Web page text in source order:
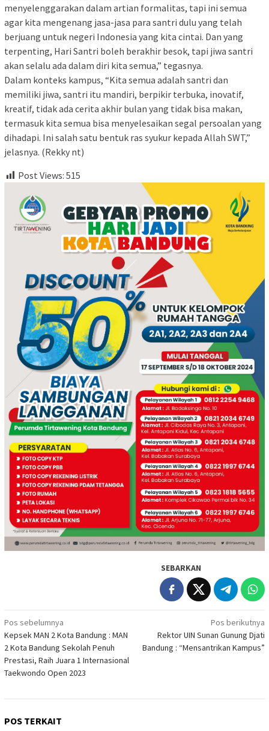
menyelenggarakan dalam artian formalitas, tapi ini semua
agar kita mengenang jasa-jasa para santri dulu yang telah
berjuang untuk negeri Indonesia yang kita cintai. Dan yang
terpenting, Hari Santri boleh berakhir besok, tapi jiwa santri
akan selalu ada dalam diri kita semua,” tegasnya.
Dalam konteks kampus, “Kita semua adalah santri dan
memiliki jiwa, santri itu mandiri, berpikir terbuka, inovatif,
kreatif, tidak ada cerita akhir bulan yang tidak bisa makan,
termasuk kita semua bisa menyelesaikan segal persoalan yang
dihadapi. Ini salah satu bentuk ras syukur kepada Allah SWT,”
jelasnya. (Rekky nt)
Post Views: 515
SEBARKAN
Navigasi
pos
Pos sebelumnya
Kepsek MAN 2 Kota Bandung : MAN
2 Kota Bandung Sekolah Penuh
Prestasi, Raih Juara 1 Internasional
Taekwondo Open 2023
Pos berikutnya
Rektor UIN Sunan Gunung Djati
Bandung : “Mensantrikan Kampus”
POS TERKAIT